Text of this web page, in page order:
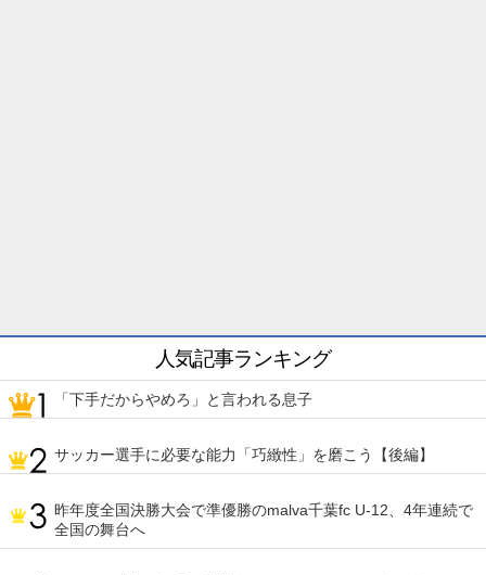
人気記事ランキング
「下手だからやめろ」と言われる息子
サッカー選手に必要な能力「巧緻性」を磨こう【後編】
昨年度全国決勝大会で準優勝のmalva千葉fc U-12、4年連続で
全国の舞台へ